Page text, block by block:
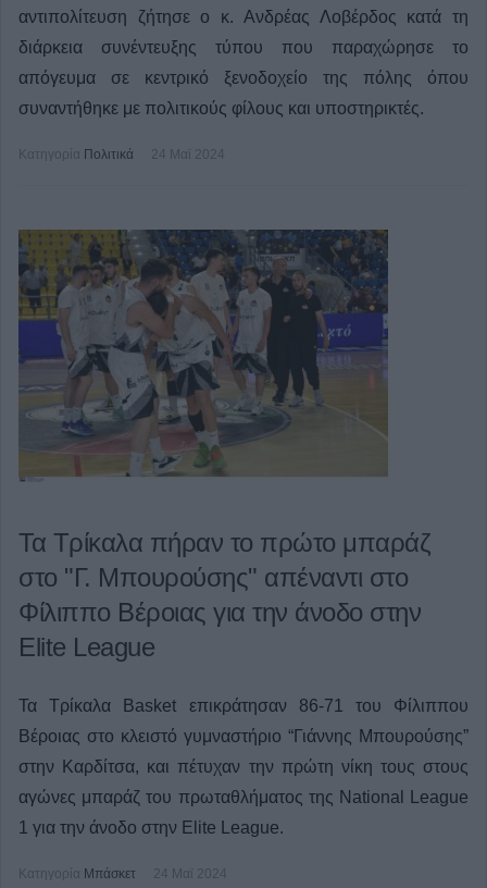
αντιπολίτευση ζήτησε ο κ. Ανδρέας Λοβέρδος κατά τη
διάρκεια συνέντευξης τύπου που παραχώρησε το
απόγευμα σε κεντρικό ξενοδοχείο της πόλης όπου
συναντήθηκε με πολιτικούς φίλους και υποστηρικτές.
Κατηγορία Πολιτικά 24 Μαϊ 2024
Τα Τρίκαλα πήραν το πρώτο μπαράζ
στο "Γ. Μπουρούσης" απέναντι στο
Φίλιππο Βέροιας για την άνοδο στην
Elite League
Τα Τρίκαλα Basket επικράτησαν 86-71 του Φίλιππου
Βέροιας στο κλειστό γυμναστήριο “Γιάννης Μπουρούσης”
στην Καρδίτσα, και πέτυχαν την πρώτη νίκη τους στους
αγώνες μπαράζ του πρωταθλήματος της National League
1 για την άνοδο στην Elite League.
Κατηγορία Μπάσκετ 24 Μαϊ 2024